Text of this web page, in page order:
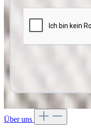
Über uns